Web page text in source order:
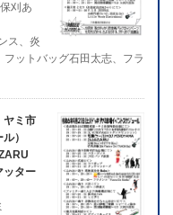
刈あ
ス、炎
ットバッグ石田太志、フラ
ヤミ市
）
ッター